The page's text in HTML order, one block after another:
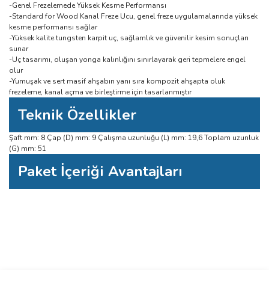
-Genel Frezelemede Yüksek Kesme Performansı
-Standard for Wood Kanal Freze Ucu, genel freze uygulamalarında yüksek
kesme performansı sağlar
-Yüksek kalite tungsten karpit uç, sağlamlık ve güvenilir kesim sonuçları
sunar
-Uç tasarımı, oluşan yonga kalınlığını sınırlayarak geri tepmelere engel
olur
-Yumuşak ve sert masif ahşabın yanı sıra kompozit ahşapta oluk
frezeleme, kanal açma ve birleştirme için tasarlanmıştır
Teknik Özellikler
Şaft mm: 8 Çap (D) mm: 9 Çalışma uzunluğu (L) mm: 19,6 Toplam uzunluk
(G) mm: 51
Paket İçeriği Avantajları